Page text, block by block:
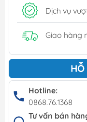
Dịch vụ
Giao hàng
Hotline:
0868.76.1368
Tư vấn bán